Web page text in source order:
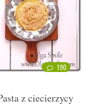
190
z ciecierzycy